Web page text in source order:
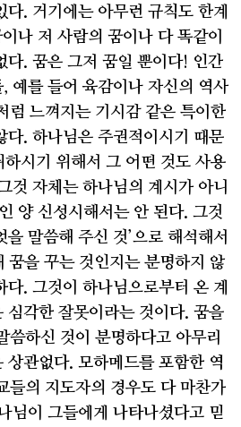
다. 거기에는 아무런 규칙도 한계
나 저 사람의 꿈이나 다 똑같이
다. 꿈은 그저 꿈일 뿐이다! 인간
, 예를 들어 육감이나 자신의 역사
럼 느껴지는 기시감 같은 특이한
다. 하나님은 주권적이시기 때문
시기 위해서 그 어떤 것도 사용
것 자체는 하나님의 계시가 아니
양 신성시해서는 안 된다. 그것
을 말씀해 주신 것’으로 해석해서
꿈을 꾸는 것인지는 분명하지 않
다. 그것이 하나님으로부터 온 계
심각한 잘못이라는 것이다. 꿈을
씀하신 것이 분명하다고 아무리
상관없다. 모하메드를 포함한 역
들의 지도자의 경우도 다 마찬가
님이 그들에게 나타나셨다고 믿